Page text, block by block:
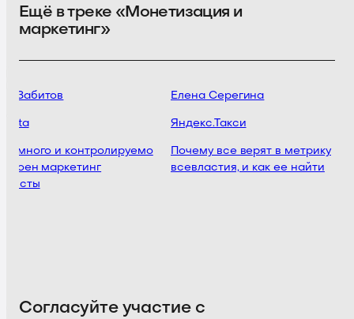
Ещё в треке «Монетизация и
маркетинг»
Забитов
много и контролируемо
маркетинг
Елена Серегина
Яндекс.Такси
Почему все верят в метрику
всевластия, и как ее найти
Согласуйте участие с